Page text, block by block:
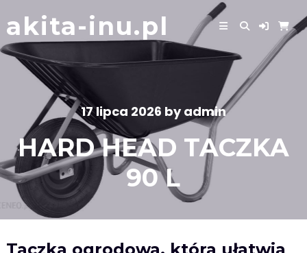
to
content
akita-inu.pl
17 lipca 2026 byadmin
HARD HEAD TACZKA
90 L